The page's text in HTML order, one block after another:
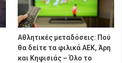
Αθλητικές μεταδόσεις: Πού
θα δείτε τα φιλικά ΑΕΚ, Άρη
και Κηφισιάς – Όλο το